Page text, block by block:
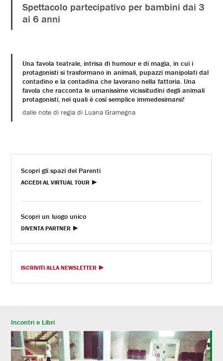
Spettacolo partecipativo per bambini dai 3
ai 6 anni
Una favola teatrale, intrisa di humour e di magia, in cui i
protagonisti si trasformano in animali, pupazzi manipolati dal
contadino e la contadina che lavorano nella fattoria. Una
favola che racconta le umanissime vicissitudini degli animali
protagonisti, nei quali è così semplice immedesimarsi!
dalle note di regia di Luana Gramegna
Scopri gli spazi del Parenti
ACCEDI AL VIRTUAL TOUR
Scopri un luogo unico
DIVENTA PARTNER
ISCRIVITI ALLA NEWSLETTER
Incontri e Libri